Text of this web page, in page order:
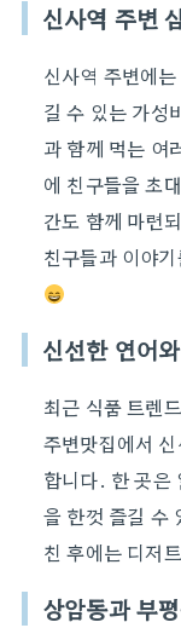
신사역 주변
신사역 주변에
길 수 있는 가성
과 함께 먹는 여
에 친구들을 초
간도 함께 마련
친구들과 이야
신선한 연어
최근 식품 트렌
주변맛집에서
합니다. 한 곳은
을 한껏 즐길 수
친 후에는 디저
상암동과 부